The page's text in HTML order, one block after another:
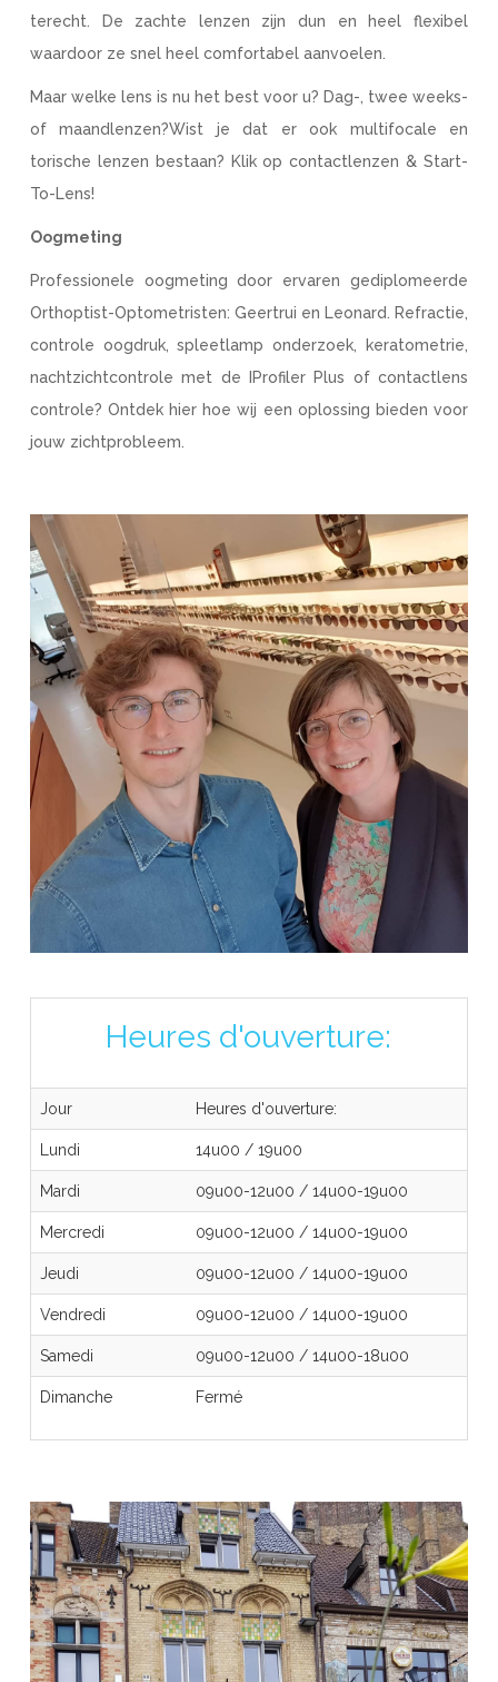
terecht. De zachte lenzen zijn dun en heel flexibel
waardoor ze snel heel comfortabel aanvoelen.
Maar welke lens is nu het best voor u? Dag-, twee weeks-
of maandlenzen?Wist je dat er ook multifocale en
torische lenzen bestaan? Klik op contactlenzen & Start-
To-Lens!
Oogmeting
Professionele oogmeting door ervaren gediplomeerde
Orthoptist-Optometristen: Geertrui en Leonard. Refractie,
controle oogdruk, spleetlamp onderzoek, keratometrie,
nachtzichtcontrole met de IProfiler Plus of contactlens
controle? Ontdek hier hoe wij een oplossing bieden voor
jouw zichtprobleem.
Heures d'ouverture:
Jour Heures d'ouverture:
Lundi 14u00 /19u00
Mardi 09u00-12u00 /14u00-19u00
Mercredi 09u00-12u00 /14u00-19u00
Jeudi 09u00-12u00 /14u00-19u00
Vendredi 09u00-12u00 /14u00-19u00
Samedi 09u00-12u00 /14u00-18u00
Dimanche Fermé